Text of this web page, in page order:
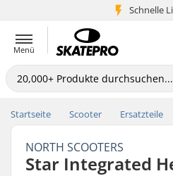
Schnelle
5+ Mio.
Menü
Startseite Scooter Ersatzteile
NORTH SCOOTERS
Star Integrated